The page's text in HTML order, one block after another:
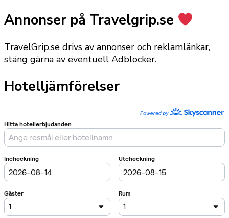
Annonser på Travelgrip.se
TravelGrip.se drivs av annonser och reklamlänkar,
stäng gärna av eventuell Adblocker.
Hotelljämförelser